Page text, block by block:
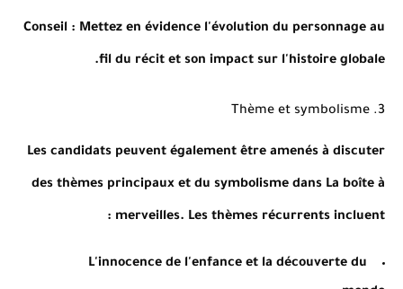
Conseil : Mettez en évidence l'évolution du personnage au
fil du récit et son impact sur l'histoire globale.
3. Thème et symbolisme
Les candidats peuvent également être amenés à discuter
des thèmes principaux et du symbolisme dans La boîte à
merveilles. Les thèmes récurrents incluent :
L'innocence de l'enfance et la découverte du